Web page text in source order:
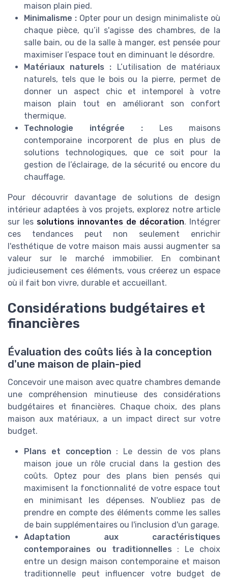
maison plain pied.
Minimalisme :Opter pour un design minimaliste où
chaque pièce, qu’il s'agisse des chambres, de la
salle bain, ou de la salle à manger, est pensée pour
maximiser l’espace tout en diminuant le désordre.
Matériaux naturels : L’utilisation de matériaux
naturels, tels que le bois ou la pierre, permet de
donner un aspect chic et intemporel à votre
maison plain tout en améliorant son confort
thermique.
Technologie intégrée : Les maisons
contemporaine incorporent de plus en plus de
solutions technologiques, que ce soit pour la
gestion de l’éclairage, de la sécurité ou encore du
chauffage.
Pour découvrir davantage de solutions de design
intérieur adaptées à vos projets, explorez notre article
sur les solutions innovantes de décoration. Intégrer
ces tendances peut non seulement enrichir
l'esthétique de votre maison mais aussi augmenter sa
valeur sur le marché immobilier. En combinant
judicieusement ces éléments, vous créerez un espace
où il fait bon vivre, durable et accueillant.
Considérations budgétaires et
financières
Évaluation des coûts liés à la conception
d'une maison de plain-pied
Concevoir une maison avec quatre chambres demande
une compréhension minutieuse des considérations
budgétaires et financières. Chaque choix, des plans
maison aux matériaux, a un impact direct sur votre
budget.
Plans et conception : Le dessin de vos plans
maison joue un rôle crucial dans la gestion des
coûts. Optez pour des plans bien pensés qui
maximisent la fonctionnalité de votre espace tout
en minimisant les dépenses. N'oubliez pas de
prendre en compte des éléments comme les salles
de bain supplémentaires ou l'inclusion d'un garage.
Adaptation aux caractéristiques
contemporaines ou traditionnelles : Le choix
entre un design maison contemporaine et maison
traditionnelle peut influencer votre budget de